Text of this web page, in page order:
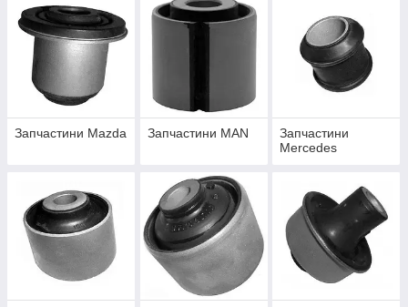
Запчастини Mazda Запчастини MAN
Запчастини
Mercedes